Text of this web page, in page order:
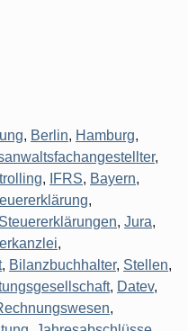
, Berlin, Hamburg,
,
, IFRS, Bayern,
,
Steuererklärungen, Jura,
,
, Bilanzbuchhalter, Stellen,
, Datev,
,